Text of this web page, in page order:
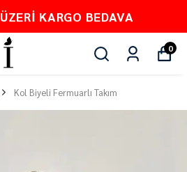
3 TAKSİT
0
Kol Biyeli Fermuarlı Takım